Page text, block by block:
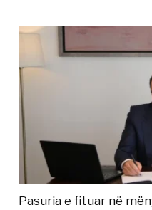
Pasuria e fituar në